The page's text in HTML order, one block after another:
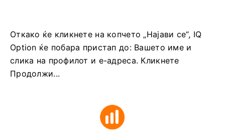
Откако ќе кликнете на копчето „Најави се“, IQ
Option ќе побара пристап до: Вашето име и
слика на профилот и е-адреса. Кликнете
Продолжи...